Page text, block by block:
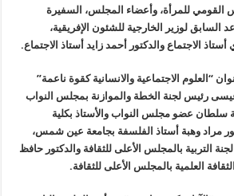
للمرأة، وأعضاء المجلس، السفيرة
السابق لوزير الخارجية للشئون الإفريقية،
الاجتماع والدكتور أحمد زايد أستاذ الاجتماع.
“العلوم الاجتماعية والانسانية كقوة ناعمة”
رئيس لجنة الخطة والموازنة بمجلس النواب
سلطان عضو مجلس النواب والأستاذ بكلية
مراد وهبة أستاذ الفلسفة بجامعة عين شمس،
التربية بالمجلس الأعلى للثقافة والدكتور حافظ
العلمية بالمجلس الأعلى للثقافة.